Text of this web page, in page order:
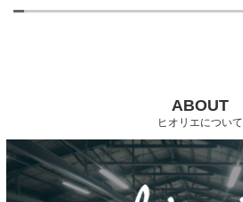
ABOUT
ヒオリエについて